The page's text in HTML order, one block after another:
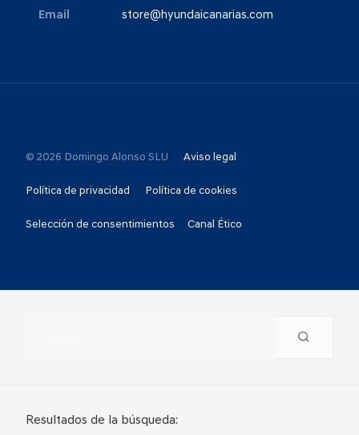
Email store@hyundaicanarias.com
© 2026 Domingo Alonso SLU Aviso legal
Política de privacidad Política de cookies
Selección de consentimientos Canal Ético
Resultados de la búsqueda: